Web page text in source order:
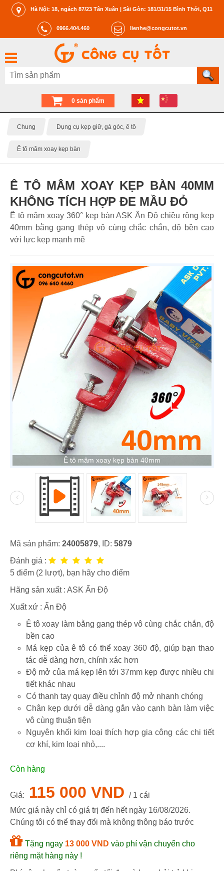
Hà Nội: 18, ngách 87/23 Tân Xuân | Sài Gòn: 181/31/15 Bình Thới, Q11
0966.404.460 lienhe@congcutot.vn
0 sản phẩm
Chung Dụng cụ kẹp giữ, gá góc, ê tô
Ê tô mâm xoay kẹp bàn
Ê TÔ MÂM XOAY KẸP BÀN 40MM
KHÔNG TÍCH HỢP ĐE MẦU ĐỎ
Ê tô mâm xoay 360° kẹp bàn ASK Ấn Độ chiều rộng kẹp
40mm bằng gang thép vô cùng chắc chắn, độ bền cao
với lực kẹp mạnh mẽ
Ê tô mâm xoay kẹp bàn 40mm
Mã sản phẩm: 24005879, ID: 5879
Đánh giá :
5 điểm (2 lượt), bạn hãy cho điểm
Hãng sản xuất : ASK Ấn Độ
Xuất xứ : Ấn Độ
Ê tô xoay làm bằng gang thép vô cùng chắc chắn, độ
bền cao
Má kẹp của ê tô có thể xoay 360 độ, giúp bạn thao
tác dễ dàng hơn, chính xác hơn
Độ mở của má kẹp lên tới 37mm kẹp được nhiều chi
tiết khác nhau
Có thanh tay quay điều chỉnh độ mở nhanh chóng
Chân kẹp dưới dễ dàng gắn vào cạnh bàn làm việc
vô cùng thuận tiện
Nguyên khối kim loại thích hợp gia công các chi tiết
cơ khí, kim loại nhỏ,....
Còn hàng
Giá: 115 000 VND / 1 cái
Mức giá này chỉ có giá trị đến hết ngày 16/08/2026.
Chúng tôi có thể thay đổi mà không thông báo trước
Tặng ngay 13 000 VND vào phí vận chuyển cho
riêng mặt hàng này !